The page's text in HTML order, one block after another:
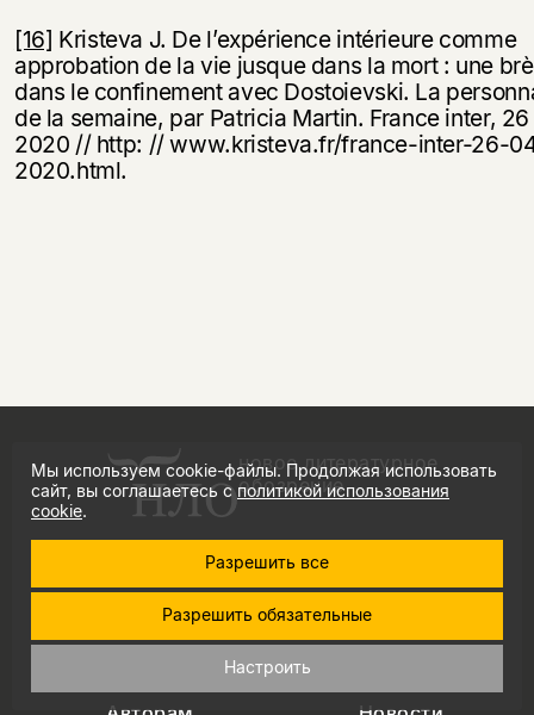
[16] Kristeva J. De l’expérience intérieure comme
approbation de la vie jusque dans la mort : une
dans le confinement avec Dostoievski. La
de la semaine, par Patricia Martin. France inter,
2020 // http: // www.kristeva.fr/france-inter-26-
2020.html.
новое литературное
обозрение
Авторы
События
Мы используем cookie-файлы. Продолжая использовать
сайт, вы соглашаетесь сполитикой использования
cookie.
Разрешить все
Разрешить обязательные
Настроить